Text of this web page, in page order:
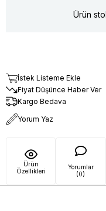
Ürün
İstek Listeme Ekle
Fiyat Düşünce Haber Ver
Kargo Bedava
Yorum Yaz
Ürün
Özellikleri
Yorumlar
(0)